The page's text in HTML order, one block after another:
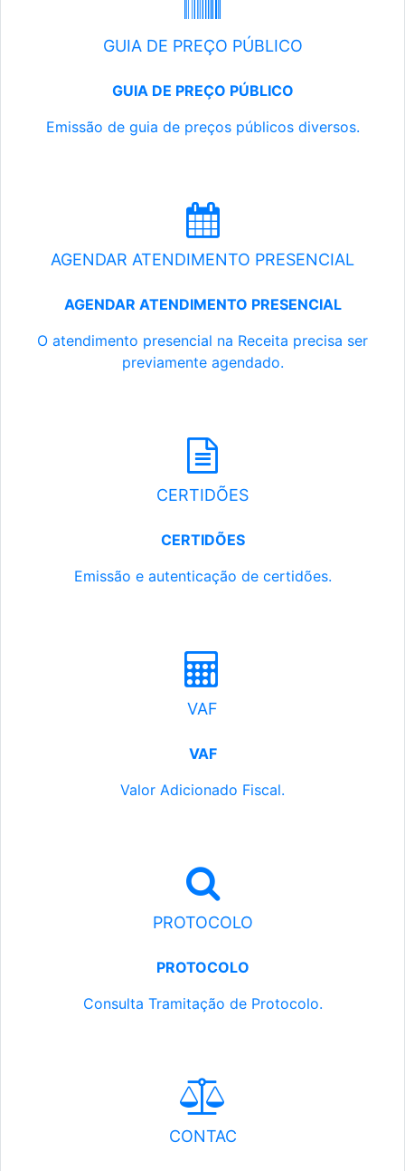
GUIA DE PREÇO PÚBLICO
GUIA DE PREÇO PÚBLICO
Emissão de guia de preços públicos diversos.
AGENDAR ATENDIMENTO PRESENCIAL
AGENDAR ATENDIMENTO PRESENCIAL
O atendimento presencial na Receita precisa ser
previamente agendado.
CERTIDÕES
CERTIDÕES
Emissão e autenticação de certidões.
VAF
VAF
Valor Adicionado Fiscal.
PROTOCOLO
PROTOCOLO
Consulta Tramitação de Protocolo.
CONTAC